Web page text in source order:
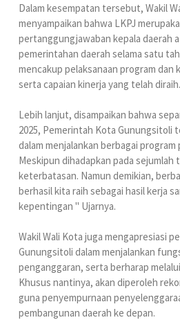
Dalam kesempatan tersebut, Wakil
menyampaikan bahwa LKPJ
pertanggungjawaban kepala daerah
pemerintahan daerah selama satu
mencakup pelaksanaan program dan
serta capaian kinerja yang telah diraih.
Lebih lanjut, disampaikan bahwa
2025, Pemerintah Kota Gunungsitoli
dalam menjalankan berbagai
Meskipun dihadapkan pada sejumlah
keterbatasan. Namun demikian,
berhasil kita raih sebagai hasil kerja
kepentingan " Ujarnya.
Wakil Wali Kota juga mengapresiasi
Gunungsitoli dalam menjalankan
penganggaran, serta berharap
Khusus nantinya, akan diperoleh
guna penyempurnaan
pembangunan daerah ke depan.